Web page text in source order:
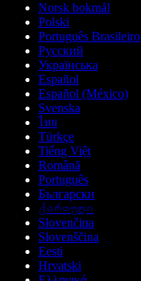
Norsk bokmål
Polski
Português Brasileiro
Русский
Українська
Español
Español (México)
Svenska
ไทย
Türkçe
Tiếng Việt
Română
Português
Български
ქართული
Slovenčina
Slovenščina
Eesti
Hrvatski